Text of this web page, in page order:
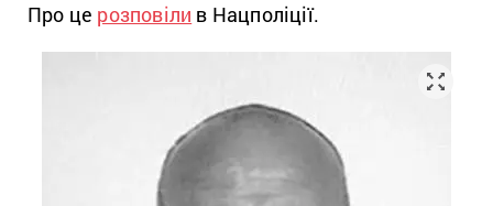
Про це розповіли в Нацполіції.